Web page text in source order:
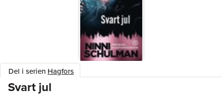
Del i serien Hagfors
Svart jul